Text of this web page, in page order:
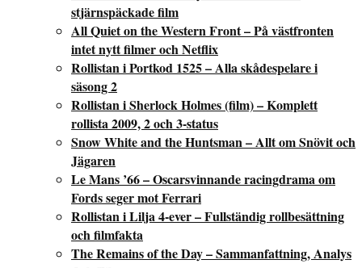
stjärnspäckade film
All Quiet on the Western Front – På västfronten
intet nytt filmer och Netflix
Rollistan i Portkod 1525 – Alla skådespelare i
säsong 2
Rollistan i Sherlock Holmes (film) – Komplett
rollista 2009, 2 och 3-status
Snow White and the Huntsman – Allt om Snövit och
Jägaren
Le Mans ’66 – Oscarsvinnande racingdrama om
Fords seger mot Ferrari
Rollistan i Lilja 4-ever – Fullständig rollbesättning
och filmfakta
The Remains of the Day – Sammanfattning, Analys